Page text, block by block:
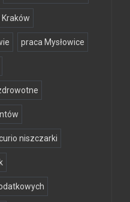
Kraków
praca Mysłowice
niszczarki